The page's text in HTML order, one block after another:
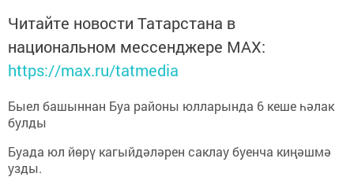
Читайте новости Татарстана в
национальном мессенджере MАХ:
https://max.ru/tatmedia
Быел башыннан Буа районы юлларында 6 кеше һәлак
булды
Буада юл йөрү кагыйдәләрен саклау буенча киңәшмә
узды.